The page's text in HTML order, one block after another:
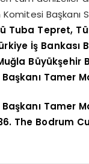
Başkanı
Tuba Tepret,
İş Bankası
Tamer
Tamer
The Bodrum